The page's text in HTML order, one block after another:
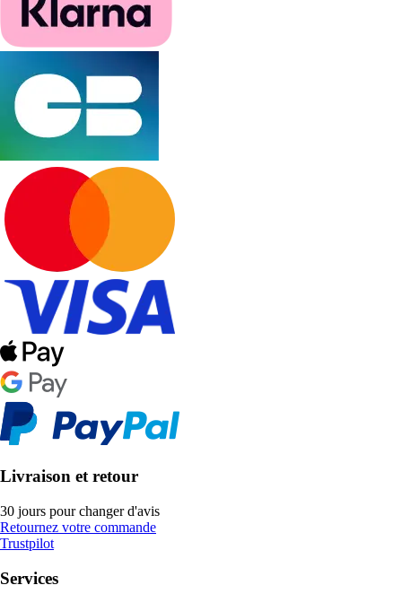
Livraison et retour
30 jours pour changer d'avis
Retournez votre commande
Trustpilot
Services